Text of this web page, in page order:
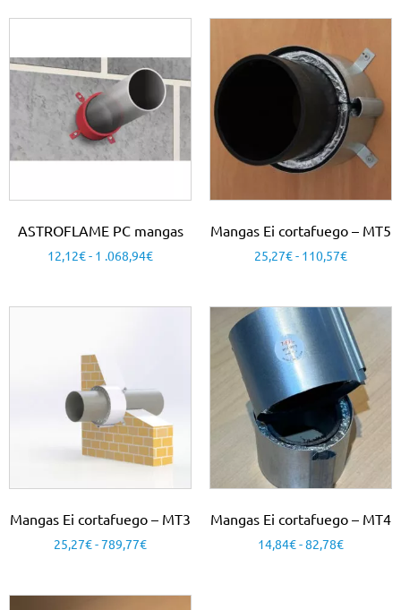
ASTROFLAME PC mangas
12,12€- 1 .068,94€
Mangas Ei cortafuego – MT5
25,27€- 110,57€
Mangas Ei cortafuego – MT3
25,27€-789,77€
Mangas Ei cortafuego – MT4
14,84€-82,78€